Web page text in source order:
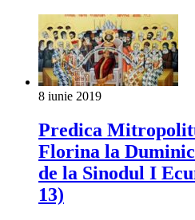
8 iunie 2019
Predica
Florina la
de la Sinodul I
13)